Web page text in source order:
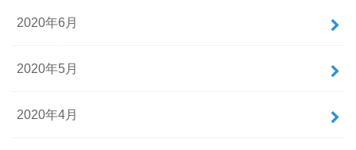
2020年6月
2020年5月
2020年4月